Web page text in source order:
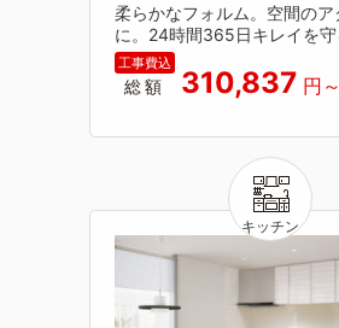
柔らかなフォルム。空間のア
に。24時間365日キレイを守
総額 310,837